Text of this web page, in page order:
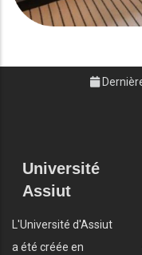
Université
Assiut
L'Université d'Assiut
a été créée en